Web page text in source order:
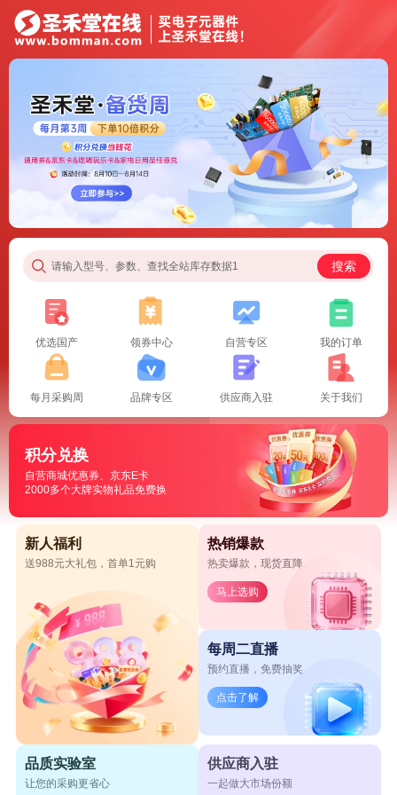
请输入型号、参数、查找全站库存数据1 搜索
优选国产 领券中心 自营专区 我的订单
每月采购周 品牌专区 供应商入驻 关于我们
积分兑换
自营商城优惠券、京东E卡
2000多个大牌实物礼品免费换
新人福利
送988元大礼包，首单1元购
热销爆款
热卖爆款，现货直降
马上选购
每周二直播
预约直播，免费抽奖
点击了解
品质实验室
让您的采购更省心
供应商入驻
一起做大市场份额